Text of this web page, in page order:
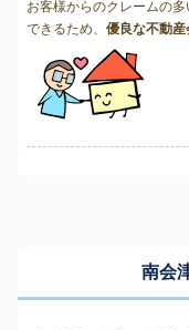
お客様からのクレームの
できるため、 優良な不動産
南会